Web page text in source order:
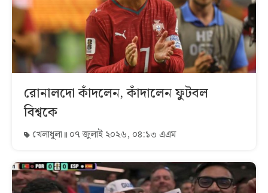
রোনালদো কাঁদলেন, কাঁদালেন ফুটবল
বিশ্বকে
খেলাধুলা ০৭ জুলাই ২০২৬, ০৪:১৩ এএম